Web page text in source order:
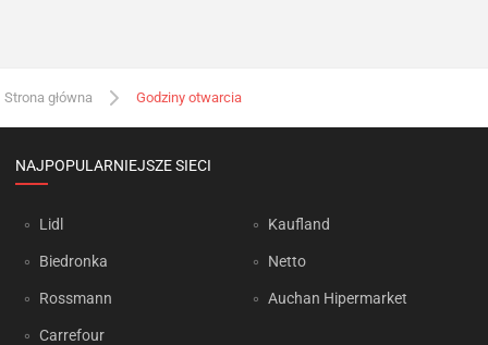
Strona główna Godziny otwarcia
NAJPOPULARNIEJSZE SIECI
Lidl
Biedronka
Rossmann
Carrefour
Kaufland
Netto
Auchan Hipermarket